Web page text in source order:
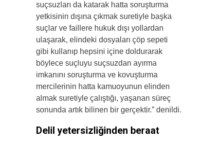
suçsuzları da katarak hatta soruşturma
yetkisinin dışına çıkmak suretiyle başka
suçlar ve faillere hukuk dışı yollardan
ulaşarak, elindeki dosyaları çöp sepeti
gibi kullanıp hepsini içine doldurarak
böylece suçluyu suçsuzdan ayırma
imkanını soruşturma ve kovuşturma
mercilerinin hatta kamuoyunun elinden
almak suretiyle çalıştığı, yaşanan süreç
sonunda artık bilinen bir gerçektir.” denildi.
Delil yetersizliğinden beraat